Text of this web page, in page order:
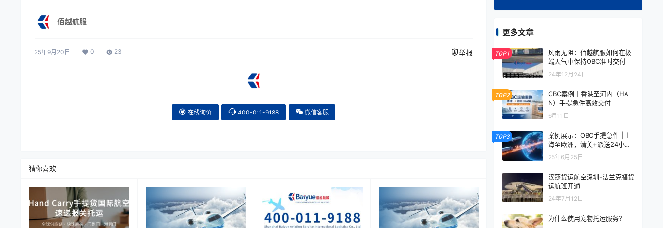
佰越航服
25年9月20日 0 23 举报
在线询价 400-011-9188 微信客服
猜你喜欢
更多文章
TOP1
风雨无阻：佰越航服如何在极
端天气中保持OBC准时交付
24年12月24日
TOP2
OBC案例｜香港至河内（HA
N）手提急件高效交付
6月11日
TOP3
案例展示：OBC手提急件 | 上
海至欧洲，清关+派送24小时
极速完成！
25年6月25日
汉莎货运航空深圳-法兰克福货
运航班开通
24年7月12日
为什么使用宠物托运服务？